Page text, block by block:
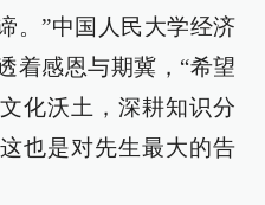
。”中国人民大学经济
着感恩与期冀，“希望
化沃土，深耕知识分
也是对先生最大的告